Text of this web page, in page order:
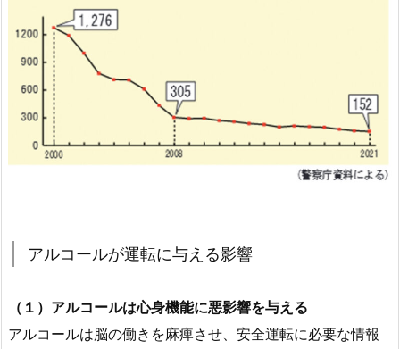
アルコールが運転に与える影響
（１）アルコールは心身機能に悪影響を与える
アルコールは脳の働きを麻痺させ、安全運転に必要な情報